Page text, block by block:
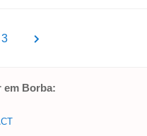
3
em Borba: